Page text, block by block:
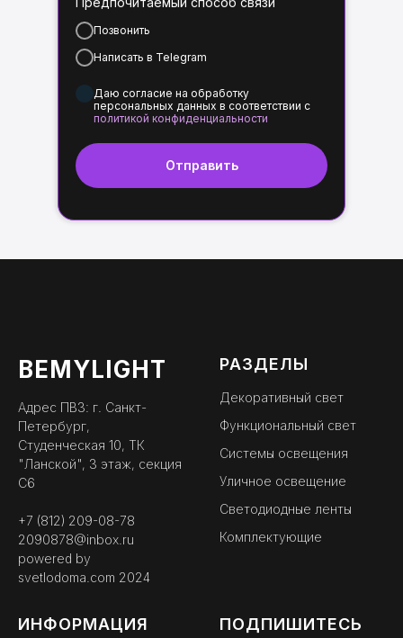
Позвонить
Написать в Telegram
Даю согласие на обработку
персональных данных в соответствии с
политикой конфиденциальности
Отправить
BEMYLIGHT
Адрес ПВЗ: г. Санкт-
Петербург,
Студенческая 10, ТК
"Ланской", 3 этаж, секция
С6
+7 (812) 209-08-78
2090878@inbox.ru
powered by
svetlodoma.com 2024
РАЗДЕЛЫ
Декоративный свет
Функциональный свет
Системы освещения
Уличное освещение
Светодиодные ленты
Комплектующие
ИНФОРМАЦИЯ
ПОДПИШИТЕСЬ